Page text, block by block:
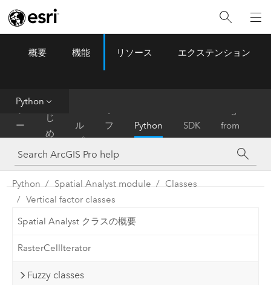
ArcGIS Pro Menu
概要 機能 リソース エクステンション
Python
ホ
ー
ム
は
じ
め
に
ル
プ
フ
ァ
レ
ン
ス
Python SDK
from
ArcMap
Python Spatial Analyst module
Classes
Vertical factor classes
Spatial Analyst クラスの概要
RasterCellIterator
Fuzzy classes